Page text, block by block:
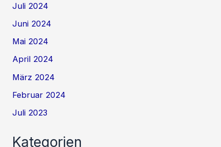
Juli 2024
Juni 2024
Mai 2024
April 2024
März 2024
Februar 2024
Juli 2023
Kategorien